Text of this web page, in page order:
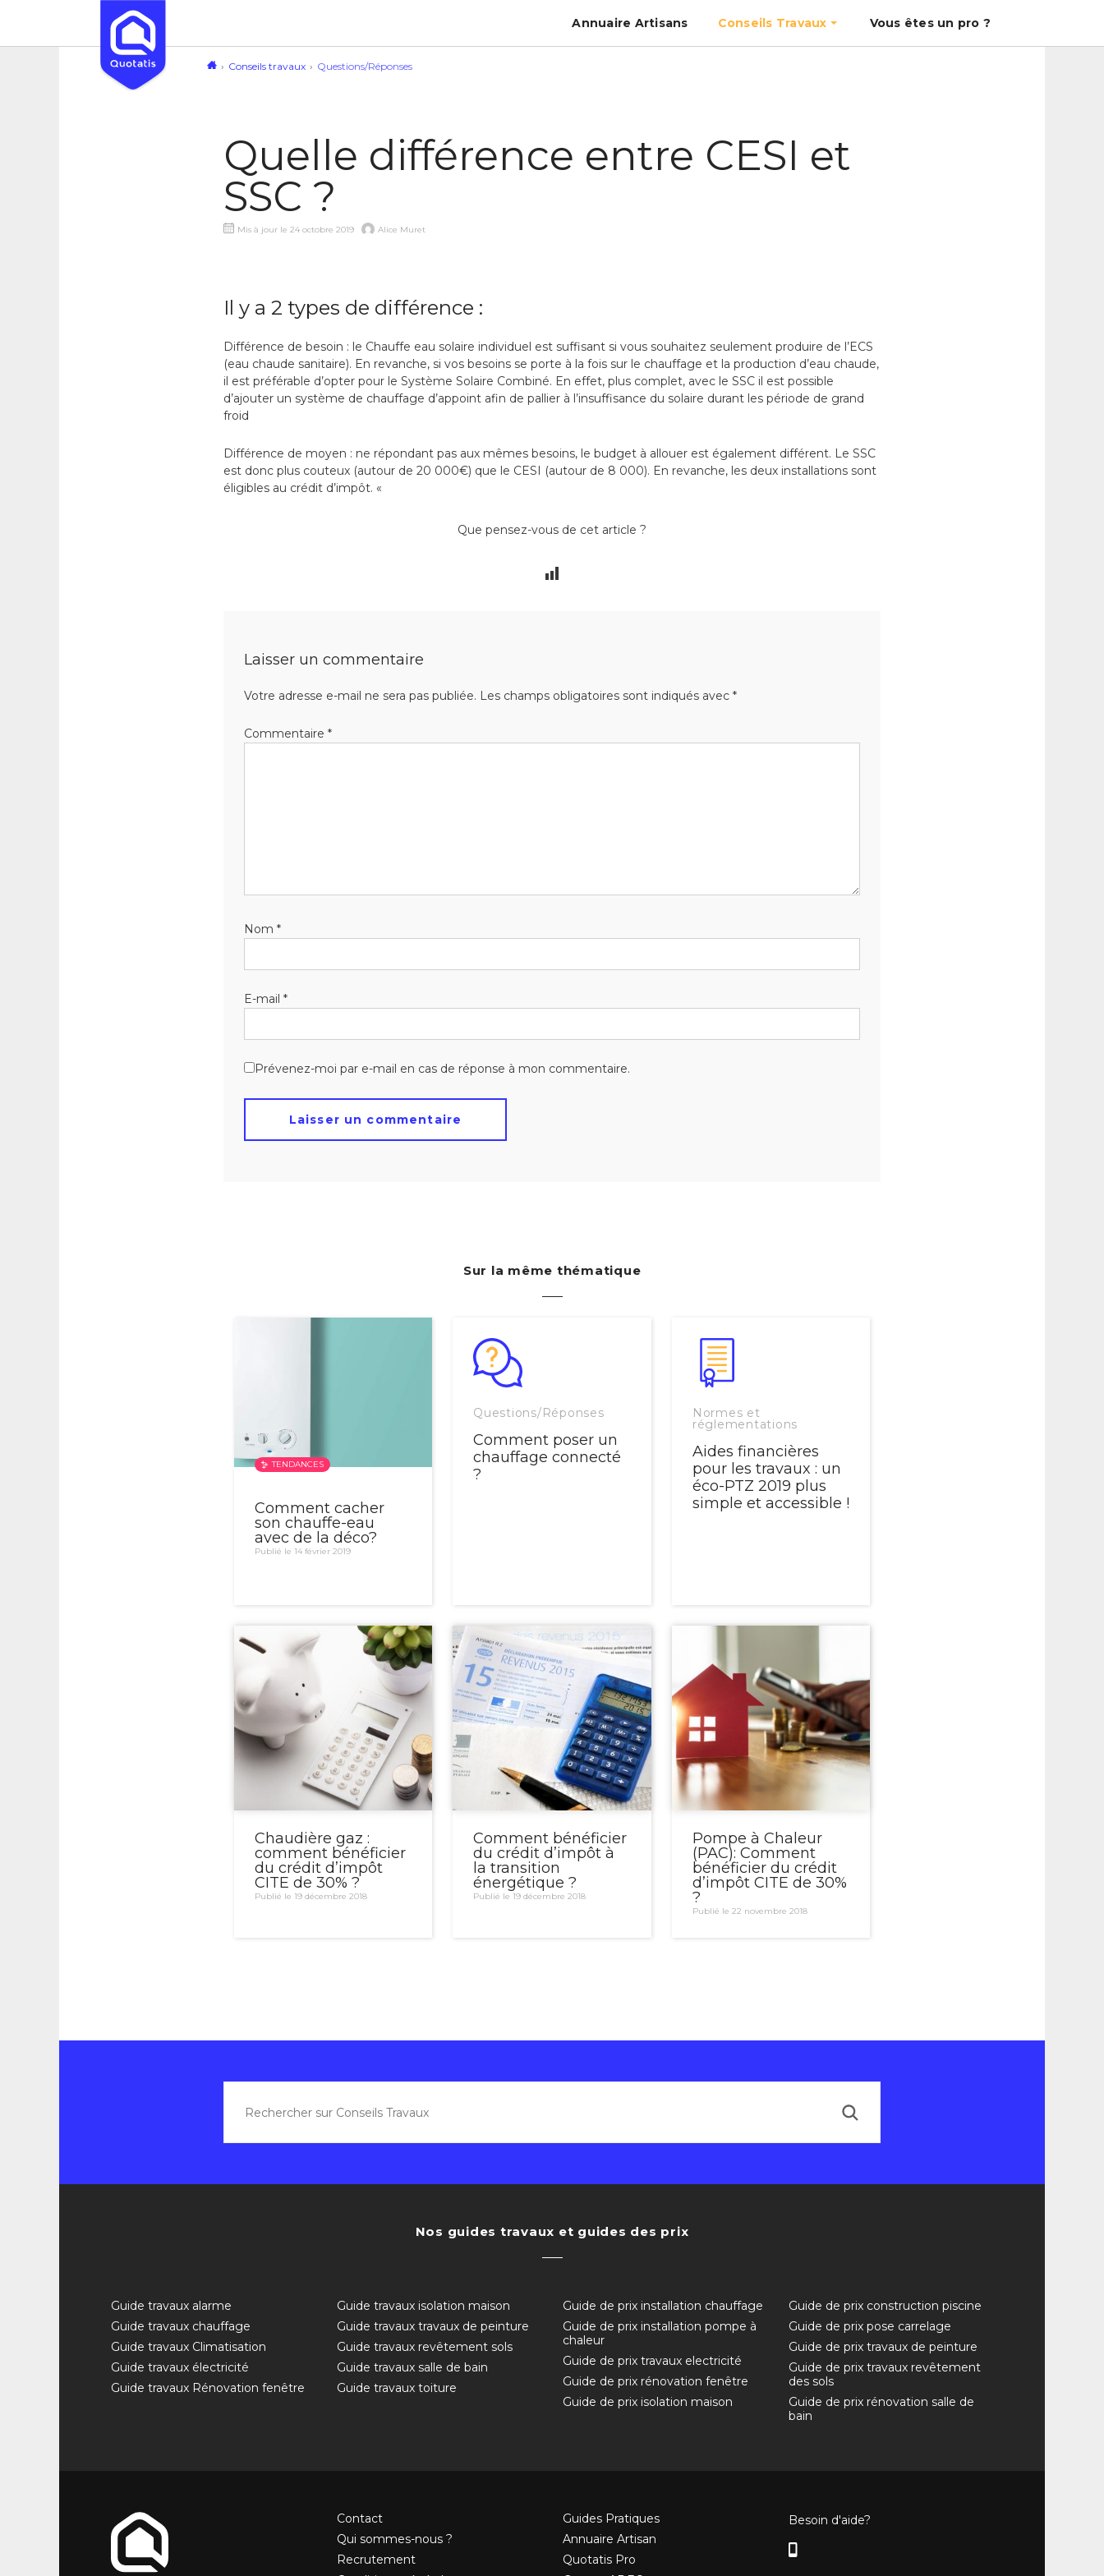
Annuaire Artisans Conseils Travaux Vous êtes un pro ?
Conseils travaux Questions/Réponses
Quelle différence entre CESI et
SSC ?
Mis à jour le 24 octobre 2019 Alice Muret
Il y a 2 types de différence :
Différence de besoin : le Chauffe eau solaire individuel est suffisant si vous souhaitez seulement produire de l’ECS
(eau chaude sanitaire). En revanche, si vos besoins se porte à la fois sur le chauffage et la production d’eau chaude,
il est préférable d’opter pour le Système Solaire Combiné. En effet, plus complet, avec le SSC il est possible
d’ajouter un système de chauffage d’appoint afin de pallier à l’insuffisance du solaire durant les période de grand
froid
Différence de moyen : ne répondant pas aux mêmes besoins, le budget à allouer est également différent. Le SSC
est donc plus couteux (autour de 20 000€) que le CESI (autour de 8 000). En revanche, les deux installations sont
éligibles au crédit d’impôt. «
Que pensez-vous de cet article ?
Laisser un commentaire
Votre adresse e-mail ne sera pas publiée. Les champs obligatoires sont indiqués avec *
Commentaire *
Nom *
E-mail *
Prévenez-moi par e-mail en cas de réponse à mon commentaire.
Sur la même thématique
TENDANCES
Comment cacher
son chauffe-eau
avec de la déco?
Publié le 14 février 2019
Questions/Réponses
Comment poser un
chauffage connecté
?
Normes et
réglementations
Aides financières
pour les travaux : un
éco-PTZ 2019 plus
simple et accessible !
Chaudière gaz :
comment bénéficier
du crédit d’impôt
CITE de 30% ?
Publié le 19 décembre 2018
Comment bénéficier
du crédit d’impôt à
la transition
énergétique ?
Publié le 19 décembre 2018
Pompe à Chaleur
(PAC): Comment
bénéficier du crédit
d’impôt CITE de 30%
?
Publié le 22 novembre 2018
Nos guides travaux et guides des prix
Guide travaux alarme
Guide travaux chauffage
Guide travaux Climatisation
Guide travaux électricité
Guide travaux Rénovation fenêtre
Guide travaux isolation maison
Guide travaux travaux de peinture
Guide travaux revêtement sols
Guide travaux salle de bain
Guide travaux toiture
Guide de prix installation chauffage
Guide de prix installation pompe à
chaleur
Guide de prix travaux electricité
Guide de prix rénovation fenêtre
Guide de prix isolation maison
Guide de prix construction piscine
Guide de prix pose carrelage
Guide de prix travaux de peinture
Guide de prix travaux revêtement
des sols
Guide de prix rénovation salle de
bain
Contact
Qui sommes-nous ?
Recrutement
Guides Pratiques
Annuaire Artisan
Quotatis Pro
Besoin d'aide?